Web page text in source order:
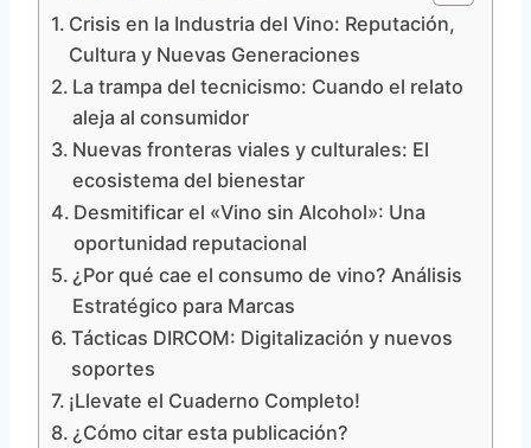
Crisis en la Industria del Vino: Reputación,
Cultura y Nuevas Generaciones
La trampa del tecnicismo: Cuando el relato
aleja al consumidor
Nuevas fronteras viales y culturales: El
ecosistema del bienestar
Desmitificar el «Vino sin Alcohol»: Una
oportunidad reputacional
¿Por qué cae el consumo de vino? Análisis
Estratégico para Marcas
Tácticas DIRCOM: Digitalización y nuevos
soportes
¡Llevate el Cuaderno Completo!
¿Cómo citar esta publicación?